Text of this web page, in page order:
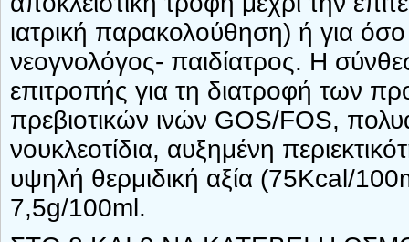
ιατρική παρακολούθηση) ή για
νεογνολόγος- παιδίατρος. Η
επιτροπής για τη διατροφή των
πρεβιοτικών ινών GOS/FOS,
νουκλεοτίδια, αυξημένη
υψηλή θερμιδική αξία (75Kcal/
7,5g/100ml.